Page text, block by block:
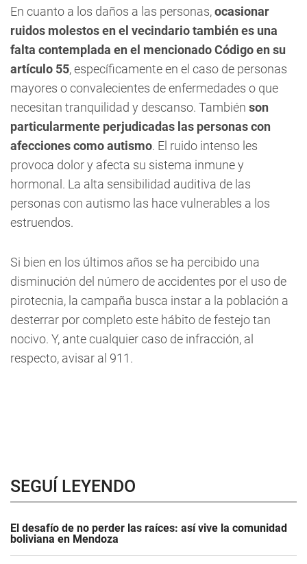
En cuanto a los daños a las personas,ocasionar
ruidos molestos en el vecindario también es una
falta contemplada en el mencionado Código en su
artículo 55, específicamente en el caso de personas
mayores o convalecientes de enfermedades o que
necesitan tranquilidad y descanso. También son
particularmente perjudicadas las personas con
afecciones como autismo. El ruido intenso les
provoca dolor y afecta su sistema inmune y
hormonal. La alta sensibilidad auditiva de las
personas con autismo las hace vulnerables a los
estruendos.
Si bien en los últimos años se ha percibido una
disminución del número de accidentes por el uso de
pirotecnia, la campaña busca instar a la población a
desterrar por completo este hábito de festejo tan
nocivo. Y, ante cualquier caso de infracción, al
respecto, avisar al 911.
SEGUÍ LEYENDO
El desafío de no perder las raíces: así vive la comunidad
boliviana en Mendoza